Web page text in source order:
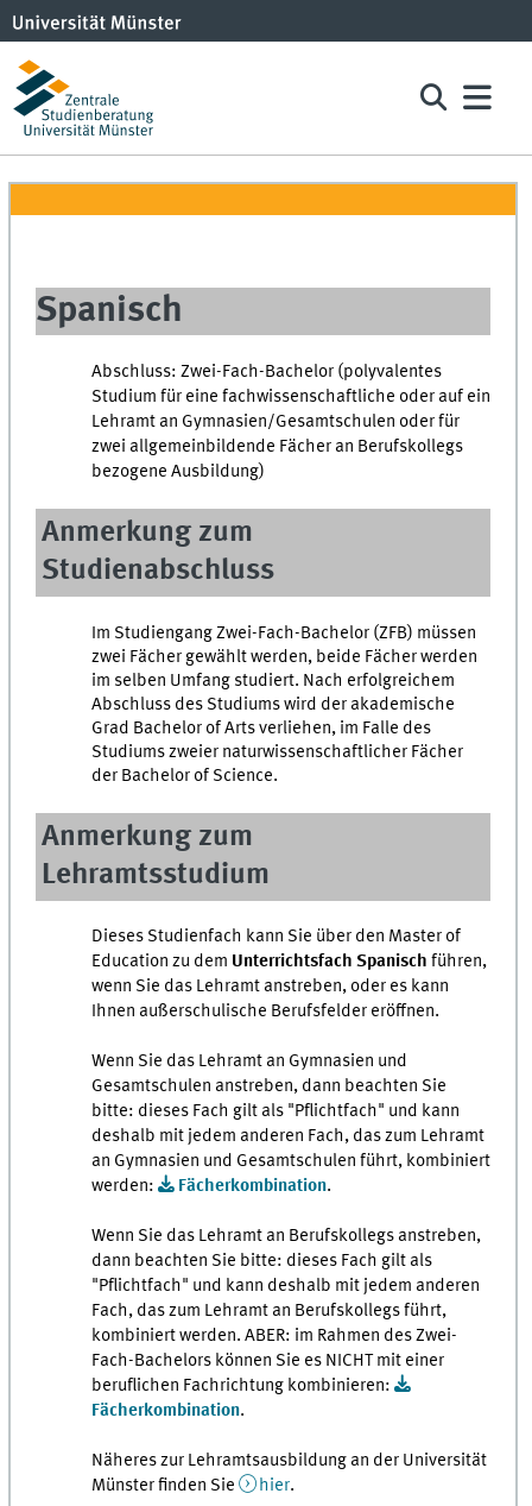
Spanisch
Abschluss: Zwei-Fach-Bachelor (polyvalentes
Studium für eine fachwissenschaftliche oder auf ein
Lehramt an Gymnasien/Gesamtschulen oder für
zwei allgemeinbildende Fächer an Berufskollegs
bezogene Ausbildung)
Anmerkung zum
Studienabschluss
Im Studiengang Zwei-Fach-Bachelor (ZFB) müssen
zwei Fächer gewählt werden, beide Fächer werden
im selben Umfang studiert. Nach erfolgreichem
Abschluss des Studiums wird der akademische
Grad Bachelor of Arts verliehen, im Falle des
Studiums zweier naturwissenschaftlicher Fächer
der Bachelor of Science.
Anmerkung zum
Lehramtsstudium
Dieses Studienfach kann Sie über den Master of
Education zu dem Unterrichtsfach Spanisch führen,
wenn Sie das Lehramt anstreben, oder es kann
Ihnen außerschulische Berufsfelder eröffnen.
Wenn Sie das Lehramt an Gymnasien und
Gesamtschulen anstreben, dann beachten Sie
bitte: dieses Fach gilt als "Pflichtfach" und kann
deshalb mit jedem anderen Fach, das zum Lehramt
an Gymnasien und Gesamtschulen führt, kombiniert
werden:
Fächerkombination.
Wenn Sie das Lehramt an Berufskollegs anstreben,
dann beachten Sie bitte: dieses Fach gilt als
"Pflichtfach" und kann deshalb mit jedem anderen
Fach, das zum Lehramt an Berufskollegs führt,
kombiniert werden. ABER: im Rahmen des Zwei-
Fach-Bachelors können Sie es NICHT mit einer
beruflichen Fachrichtung kombinieren:
Fächerkombination.
Näheres zur Lehramtsausbildung an der Universität
Münster finden Sie
hier.